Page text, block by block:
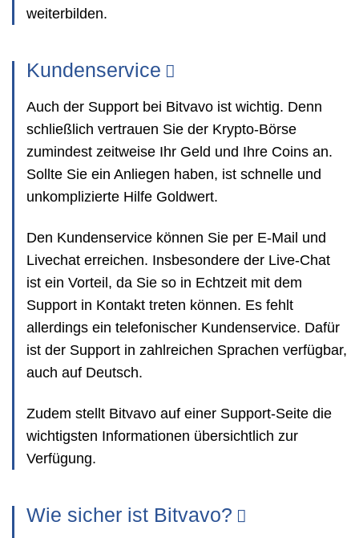
weiterbilden.
Kundenservice
Auch der Support bei Bitvavo ist wichtig. Denn
schließlich vertrauen Sie der Krypto-Börse
zumindest zeitweise Ihr Geld und Ihre Coins an.
Sollte Sie ein Anliegen haben, ist schnelle und
unkomplizierte Hilfe Goldwert.
Den Kundenservice können Sie per E-Mail und
Livechat erreichen. Insbesondere der Live-Chat
ist ein Vorteil, da Sie so in Echtzeit mit dem
Support in Kontakt treten können. Es fehlt
allerdings ein telefonischer Kundenservice. Dafür
ist der Support in zahlreichen Sprachen verfügbar,
auch auf Deutsch.
Zudem stellt Bitvavo auf einer Support-Seite die
wichtigsten Informationen übersichtlich zur
Verfügung.
Wie sicher ist Bitvavo?